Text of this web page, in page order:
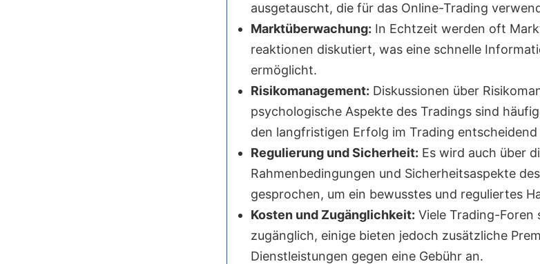
ausgetauscht, die für das Online-Trading
Marktüberwachung: In Echtzeit werden oft
reaktionen diskutiert, was eine schnelle
ermöglicht.
Risikomanagement: Diskussionen über
psychologische Aspekte des Tradings sind
den langfristigen Erfolg im Trading entscheidend
Regulierung und Sicherheit: Es wird auch über
Rahmenbedingungen und Sicherheitsaspekte
gesprochen, um ein bewusstes und reguliertes
Kosten und Zugänglichkeit: Viele Trading-Foren
zugänglich, einige bieten jedoch zusätzliche
Dienstleistungen gegen eine Gebühr an.